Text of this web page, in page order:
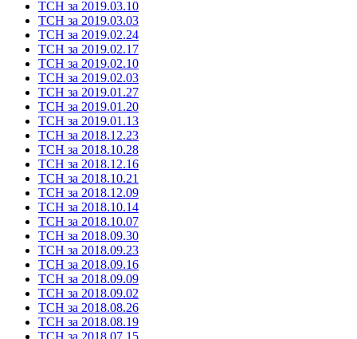
ТСН за 2019.03.10
ТСН за 2019.03.03
ТСН за 2019.02.24
ТСН за 2019.02.17
ТСН за 2019.02.10
ТСН за 2019.02.03
ТСН за 2019.01.27
ТСН за 2019.01.20
ТСН за 2019.01.13
ТСН за 2018.12.23
ТСН за 2018.10.28
ТСН за 2018.12.16
ТСН за 2018.10.21
ТСН за 2018.12.09
ТСН за 2018.10.14
ТСН за 2018.10.07
ТСН за 2018.09.30
ТСН за 2018.09.23
ТСН за 2018.09.16
ТСН за 2018.09.09
ТСН за 2018.09.02
ТСН за 2018.08.26
ТСН за 2018.08.19
ТСН за 2018.07.15